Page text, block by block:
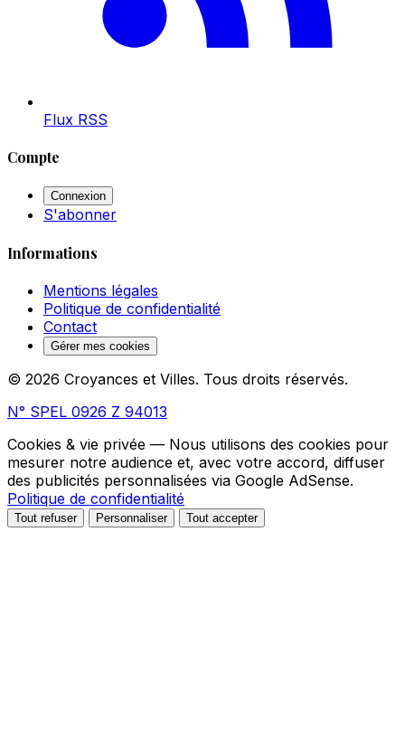
Flux RSS
Compte
Connexion
S'abonner
Informations
Mentions légales
Politique de confidentialité
Contact
Gérer mes cookies
© 2026 Croyances et Villes. Tous droits réservés.
N° SPEL 0926 Z 94013
Cookies & vie privée — Nous utilisons des cookies pour
mesurer notre audience et, avec votre accord, diffuser
des publicités personnalisées via Google AdSense.
Politique de confidentialité
Tout refuser Personnaliser Tout accepter